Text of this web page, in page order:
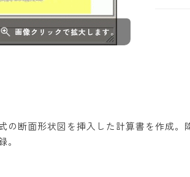
画像クリックで拡大します。
断面形状図を挿入した計算書を作成